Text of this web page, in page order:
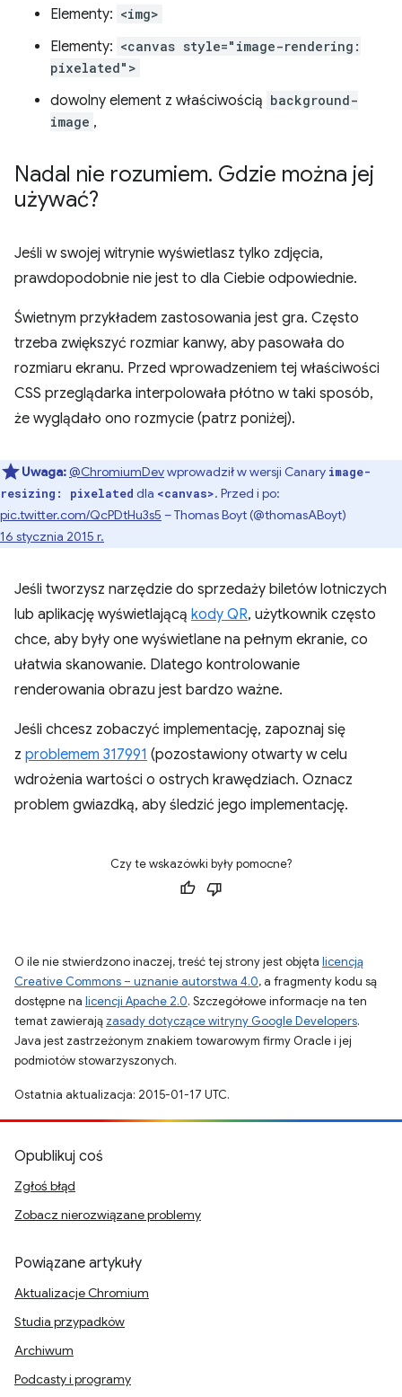
Elementy: <img>
Elementy: <canvas style="image-rendering:
pixelated">
dowolny element z właściwością background-
image ,
Nadal nie rozumiem. Gdzie można jej
używać?
Jeśli w swojej witrynie wyświetlasz tylko zdjęcia,
prawdopodobnie nie jest to dla Ciebie odpowiednie.
Świetnym przykładem zastosowania jest gra. Często
trzeba zwiększyć rozmiar kanwy, aby pasowała do
rozmiaru ekranu. Przed wprowadzeniem tej właściwości
CSS przeglądarka interpolowała płótno w taki sposób,
że wyglądało ono rozmycie (patrz poniżej).
Uwaga:@ChromiumDevwprowadził w wersji Canary image-
resizing: pixelated dla <canvas>. Przed i po:
pic.twitter.com/QcPDtHu3s5 – Thomas Boyt (@thomasABoyt)
16 stycznia 2015 r.
Jeśli tworzysz narzędzie do sprzedaży biletów lotniczych
lub aplikację wyświetlającą kody QR, użytkownik często
chce, aby były one wyświetlane na pełnym ekranie, co
ułatwia skanowanie. Dlatego kontrolowanie
renderowania obrazu jest bardzo ważne.
Jeśli chcesz zobaczyć implementację, zapoznaj się
z problemem 317991 (pozostawiony otwarty w celu
wdrożenia wartości o ostrych krawędziach. Oznacz
problem gwiazdką, aby śledzić jego implementację.
Czy te wskazówki były pomocne?
O ile nie stwierdzono inaczej, treść tej strony jest objęta licencją
Creative Commons – uznanie autorstwa 4.0, a fragmenty kodu są
dostępne na licencji Apache 2.0. Szczegółowe informacje na ten
temat zawierają zasady dotyczące witryny Google Developers.
Java jest zastrzeżonym znakiem towarowym firmy Oracle i jej
podmiotów stowarzyszonych.
Ostatnia aktualizacja: 2015-01-17 UTC.
Opublikuj coś
Zgłoś błąd
Zobacz nierozwiązane problemy
Powiązane artykuły
Aktualizacje Chromium
Studia przypadków
Archiwum
Podcasty i programy